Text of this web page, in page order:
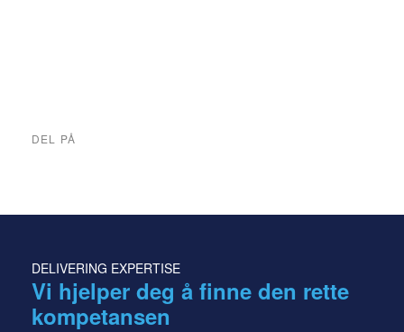
DEL PÅ
DELIVERING EXPERTISE
Vi hjelper deg å finne den rette
kompetansen